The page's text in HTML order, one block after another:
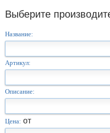
Выберите
Название:
Артикул:
Описание:
Цена: от